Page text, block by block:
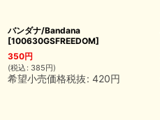
バンダナ/Bandana
[100630GSFREEDOM]
350円
(税込 : 385円)
希望小売価格税抜: 420円